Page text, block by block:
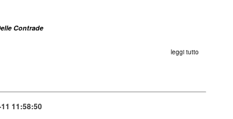
Contrade
leggi tutto
11:58:50